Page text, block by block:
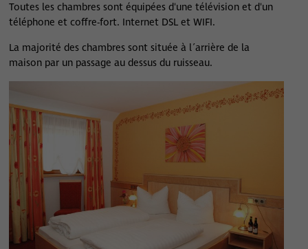
Toutes les chambres sont équipées d'une télévision et d'un
téléphone et coffre-fort. Internet DSL et WIFI.
La majorité des chambres sont située à l´arrière de la
maison par un passage au dessus du ruisseau.